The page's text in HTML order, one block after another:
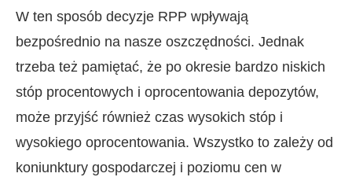
W ten sposób decyzje RPP wpływają
bezpośrednio na nasze oszczędności. Jednak
trzeba też pamiętać, że po okresie bardzo niskich
stóp procentowych i oprocentowania depozytów,
może przyjść również czas wysokich stóp i
wysokiego oprocentowania. Wszystko to zależy od
koniunktury gospodarczej i poziomu cen w